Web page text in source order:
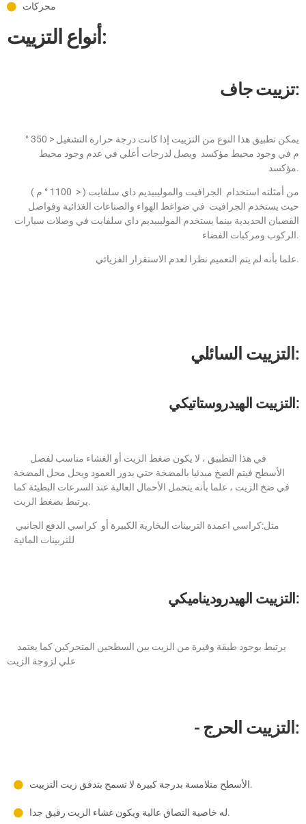
محركات
أنواع التزييت:
تزييت جاف:
م في وجود محيط مؤكسد ويصل لدرجات أعلي في عدم وجود محيط
مؤكسد.
حيث يستخدم الجرافيت في ضواغط الهواء والصناعات الغذائية وفواصل
القضبان الحديدية بينما يستخدم الموليبيديم داي سلفايت في وصلات سيارات
الركوب ومركبات الفضاء.
علما بأنه لم يتم التعميم نظرا لعدم الاستقرار الفزيائي.
التزييت السائلي:
التزييت الهيدروستاتيكي:
الأسطح فيتم الضخ مبدئيا بالمضخة حتي يدور العمود ويحل محل المضخة
في ضخ الزيت ، علما بأنه يتحمل الأحمال العالية عند السرعات البطيئة كما
يرتبط بضغط الزيت.
التزييت الهيدروديناميكي:
علي لزوجة الزيت
- التزييت الحرج:
الأسطح متلامسة بدرجة كبيرة لا تسمح بتدفق زيت التزييت.
له خاصية التصاق عالية ويكون غشاء الزيت رقيق جدا.